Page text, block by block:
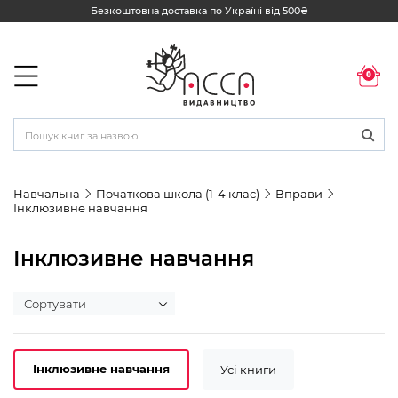
Безкоштовна доставка по Україні від 500₴
0
Навчальна Початкова школа (1-4 клас)
Вправи
Інклюзивне навчання
Інклюзивне навчання
Усі книги
Інклюзивне навчання